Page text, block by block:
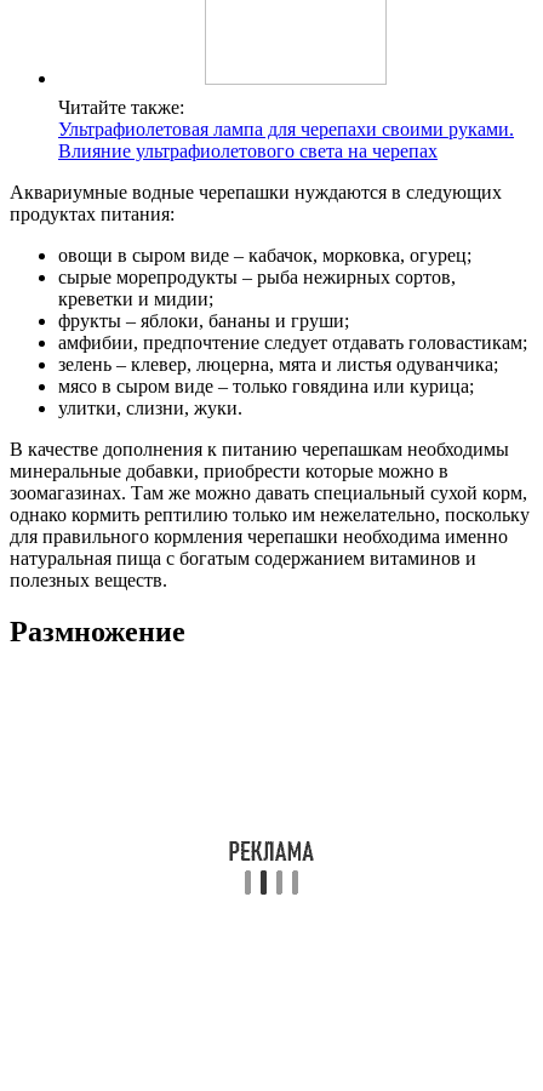
Читайте также:
Ультрафиолетовая лампа для черепахи своими руками.
Влияние ультрафиолетового света на черепах
Аквариумные водные черепашки нуждаются в следующих
продуктах питания:
овощи в сыром виде – кабачок, морковка, огурец;
сырые морепродукты – рыба нежирных сортов,
креветки и мидии;
фрукты – яблоки, бананы и груши;
амфибии, предпочтение следует отдавать головастикам;
зелень – клевер, люцерна, мята и листья одуванчика;
мясо в сыром виде – только говядина или курица;
улитки, слизни, жуки.
В качестве дополнения к питанию черепашкам необходимы
минеральные добавки, приобрести которые можно в
зоомагазинах. Там же можно давать специальный сухой корм,
однако кормить рептилию только им нежелательно, поскольку
для правильного кормления черепашки необходима именно
натуральная пища с богатым содержанием витаминов и
полезных веществ.
Размножение